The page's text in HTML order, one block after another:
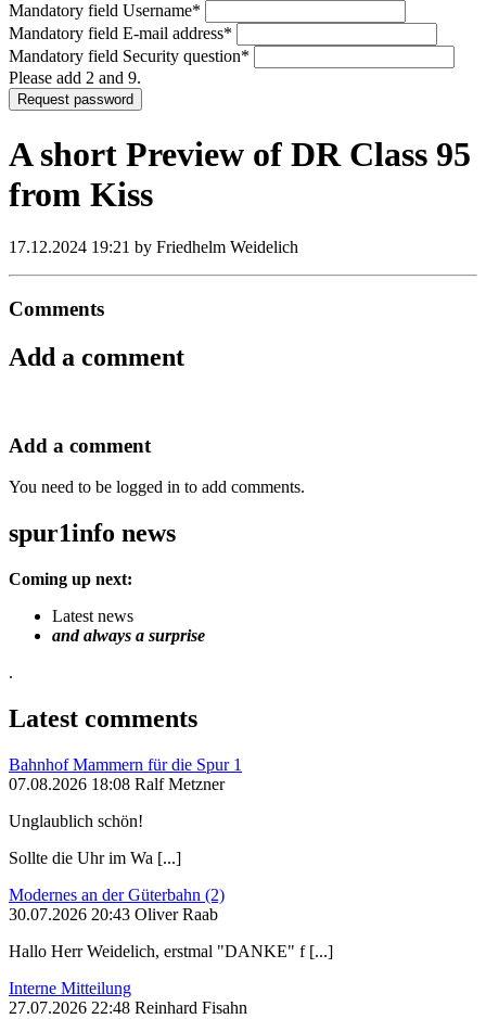
Mandatory field Username*
Mandatory field E-mail address*
Mandatory field Security question*
Please add 2 and 9.
Request password
A short Preview of DR Class 95
from Kiss
17.12.2024 19:21 by Friedhelm Weidelich
Comments
Add a comment
Add a comment
You need to be logged in to add comments.
spur1info news
Coming up next:
Latest news
and always a surprise
.
Latest comments
Bahnhof Mammern für die Spur 1
07.08.2026 18:08 Ralf Metzner
Unglaublich schön!
Sollte die Uhr im Wa [...]
Modernes an der Güterbahn (2)
30.07.2026 20:43 Oliver Raab
Hallo Herr Weidelich, erstmal "DANKE" f [...]
Interne Mitteilung
27.07.2026 22:48 Reinhard Fisahn